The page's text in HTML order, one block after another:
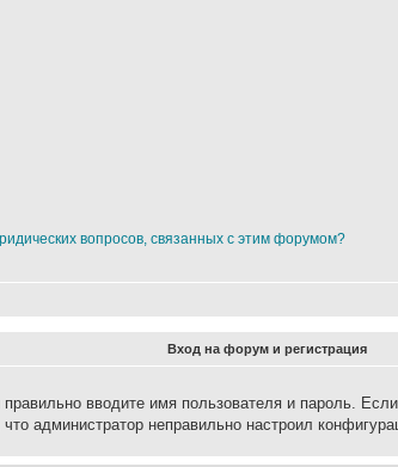
вопросов, связанных с этим форумом?
Вход на форум и регистрация
вводите имя пользователя и пароль.
администратор неправильно настроил